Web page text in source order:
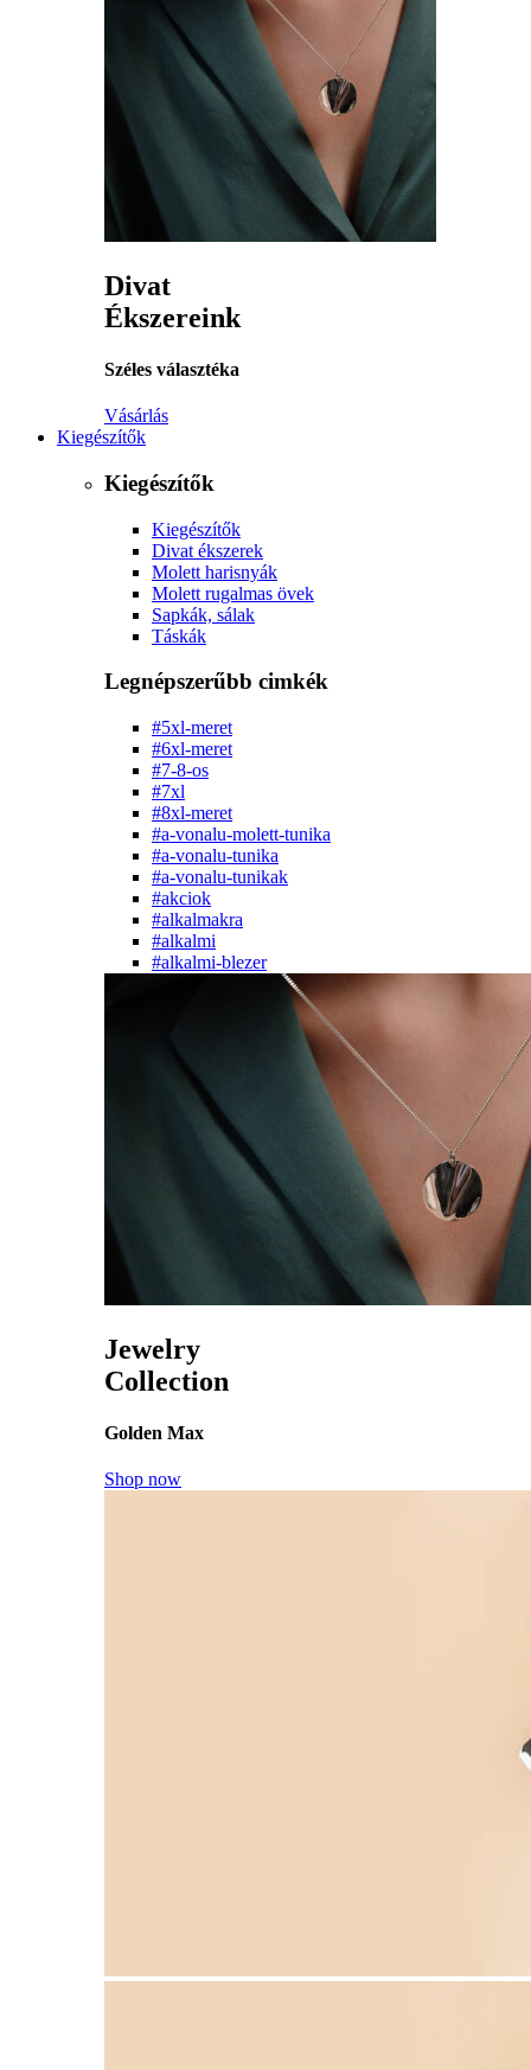
Divat
Ékszereink
Széles választéka
Vásárlás
Kiegészítők
Kiegészítők
Kiegészítők
Divat ékszerek
Molett harisnyák
Molett rugalmas övek
Sapkák, sálak
Táskák
Legnépszerűbb cimkék
#5xl-meret
#6xl-meret
#7-8-os
#7xl
#8xl-meret
#a-vonalu-molett-tunika
#a-vonalu-tunika
#a-vonalu-tunikak
#akciok
#alkalmakra
#alkalmi
#alkalmi-blezer
Jewelry
Collection
Golden Max
Shop now